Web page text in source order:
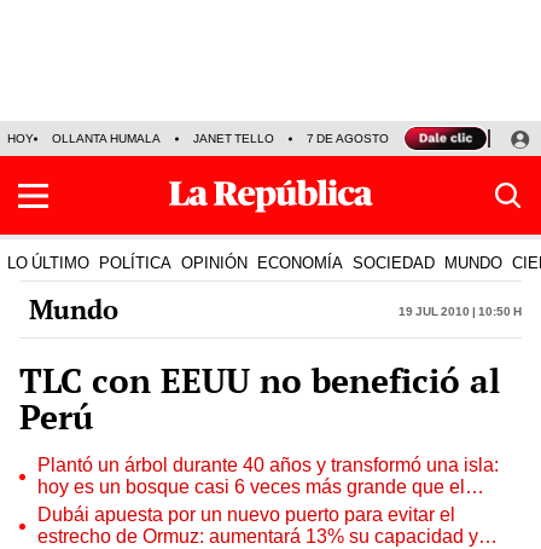
HOY OLLANTA HUMALA JANET TELLO 7 DE AGOSTO TINKA RESULTADOS
LO ÚLTIMO POLÍTICA OPINIÓN ECONOMÍA SOCIEDAD MUNDO
Mundo 19 Jul 2010 | 10:50 h
TLC con EEUU no benefició al
Perú
Plantó un árbol durante 40 años y transformó una isla:
hoy es un bosque casi 6 veces más grande que el
Parque de las Leyendas
Dubái apuesta por un nuevo puerto para evitar el
estrecho de Ormuz: aumentará 13% su capacidad y